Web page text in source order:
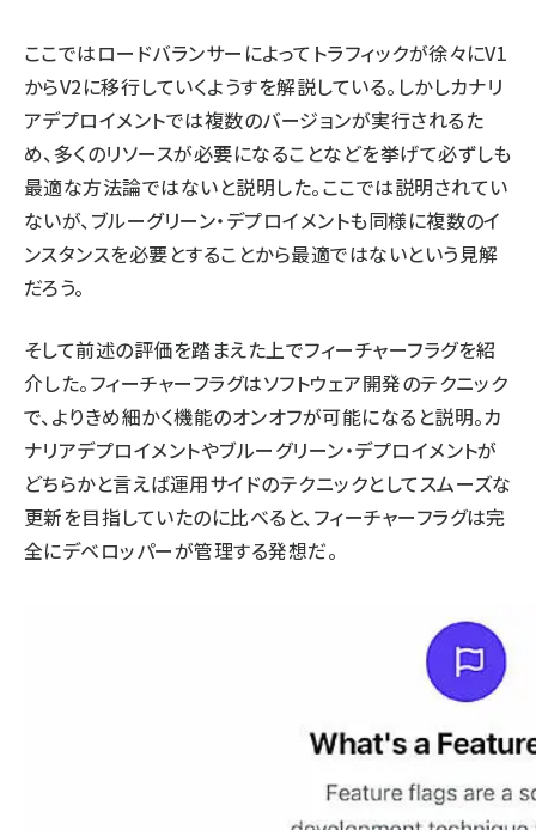
ここではロードバランサーによってトラフィックが徐々にV1
からV2に移行していくようすを解説している。しかしカナリ
アデプロイメントでは複数のバージョンが実行されるた
め、多くのリソースが必要になることなどを挙げて必ずしも
最適な方法論ではないと説明した。ここでは説明されてい
ないが、ブルーグリーン・デプロイメントも同様に複数のイ
ンスタンスを必要とすることから最適ではないという見解
だろう。
そして前述の評価を踏まえた上でフィーチャーフラグを紹
介した。フィーチャーフラグはソフトウェア開発のテクニック
で、よりきめ細かく機能のオンオフが可能になると説明。カ
ナリアデプロイメントやブルーグリーン・デプロイメントが
どちらかと言えば運用サイドのテクニックとしてスムーズな
更新を目指していたのに比べると、フィーチャーフラグは完
全にデベロッパーが管理する発想だ。